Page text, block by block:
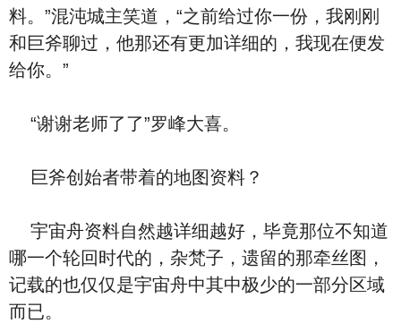
料。”混沌城主笑道，“之前给过你一份，我刚刚
和巨斧聊过，他那还有更加详细的，我现在便发
给你。”
“谢谢老师了了”罗峰大喜。
巨斧创始者带着的地图资料？
宇宙舟资料自然越详细越好，毕竟那位不知道
哪一个轮回时代的，杂梵子，遗留的那牵丝图，
记载的也仅仅是宇宙舟中其中极少的一部分区域
而已。